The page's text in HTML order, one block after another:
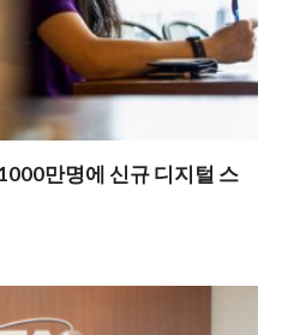
만명에 신규 디지털 스